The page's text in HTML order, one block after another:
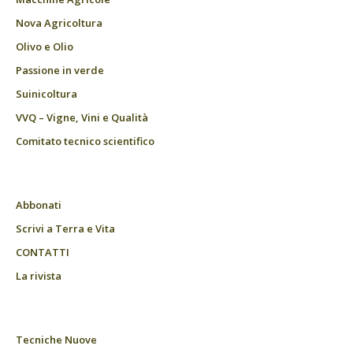
Nova Agricoltura
Olivo e Olio
Passione in verde
Suinicoltura
VVQ – Vigne, Vini e Qualità
Comitato tecnico scientifico
Abbonati
Scrivi a Terra e Vita
CONTATTI
La rivista
Tecniche Nuove